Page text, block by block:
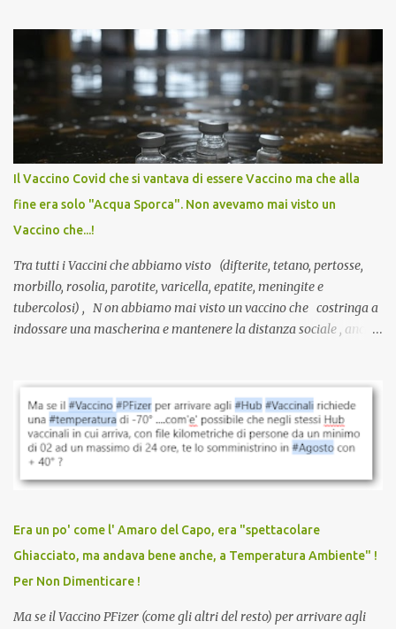
pandemia. Un interrogativo che dovrebbe scuotere chiunque abbia
ancora il coraggio di pensare con la propria testa. Per il vaccino
anti-Covid, un pro-farmaco, con autorizzazione condizionata,
sviluppato in tempi record, con tecnologie mai utilizzate prima su
larga scala, ancora oggetto di studio e di discussione
internazionale serve solo una firma. La tua. Lo si somministra
anche a persone sane, giovani, senza fattori di rischio, spesso già
serve una prescrizione. Non c’è diagnosi. Non c’è presa in carico.
L’unico atto richiesto è una fi...
Il Vaccino Covid che si vantava di essere Vaccino ma che alla
fine era solo "Acqua Sporca". Non avevamo mai visto un
Vaccino che...!
Tra tutti i Vaccini che abbiamo visto (difterite, tetano, pertosse,
morbillo, rosolia, parotite, varicella, epatite, meningite e
tubercolosi) , N on abbiamo mai visto un vaccino che costringa a
indossare una mascherina e mantenere la distanza sociale , anche
vaccinazione. Non avevamo mai sentito parlare di ricompense,
sconti, incentivi per vaccinarsi. Non avevamo mai visto
discriminazioni per coloro che non l’hanno fatto. Se non sei stato
vaccinato, nessuno aveva prima cercato di farti sentire una
persona cattiva. Non avevamo mai visto un vaccino che minacci le
vaccino usato per minacciare i mezzi di sussistenza, il lavoro o la
scuola. Non avevamo mai visto un vaccino che permettesse a un
dodicenne di ignorare il consenso dei genitori. Dopo tutti i vaccini
che abbiamo elencato sopra...
Era un po' come l' Amaro del Capo, era "spettacolare
Ghiacciato, ma andava bene anche, a Temperatura Ambiente" !
Per Non Dimenticare !
Ma se il Vaccino PFizer (come gli altri del resto) per arrivare agli